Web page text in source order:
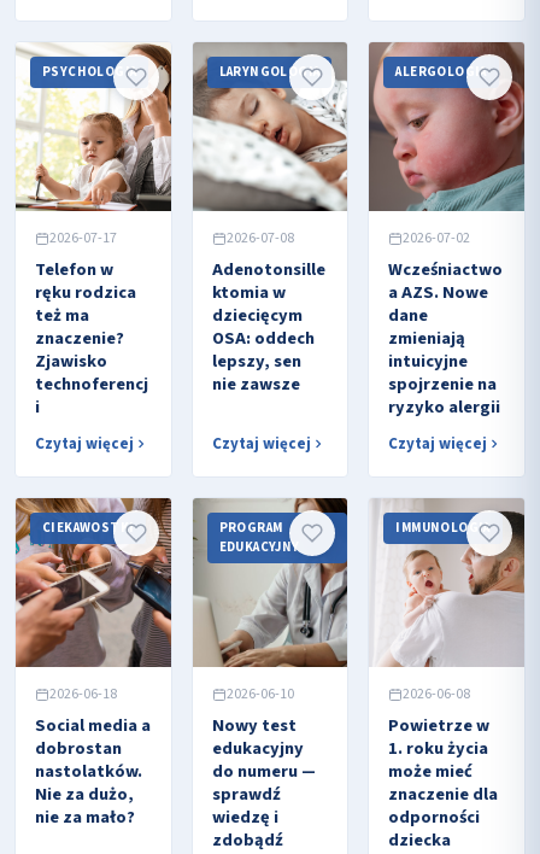
PSYCHOLOGIA
2026-07-17
Telefon w
ręku rodzica
też ma
znaczenie?
Zjawisko
technoferencj
i
Czytaj więcej
LARYNGOLOGIA
2026-07-08
Adenotonsille
ktomia w
dziecięcym
OSA: oddech
lepszy, sen
nie zawsze
Czytaj więcej
ALERGOLOGIA
2026-07-02
Wcześniactwo
a AZS. Nowe
dane
zmieniają
intuicyjne
spojrzenie na
ryzyko alergii
Czytaj więcej
CIEKAWOSTKI
2026-06-18
Social media a
dobrostan
nastolatków.
Nie za dużo,
nie za mało?
PROGRAM
EDUKACYJNY
2026-06-10
Nowy test
edukacyjny
do numeru —
sprawdź
wiedzę i
zdobądź
IMMUNOLOGIA
2026-06-08
Powietrze w
1. roku życia
może mieć
znaczenie dla
odporności
dziecka